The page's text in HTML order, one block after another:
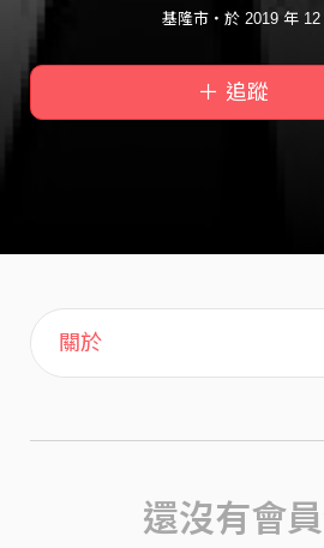
基隆市・於 2019 年
＋ 追蹤
主頁
喜歡
關於
還沒有會